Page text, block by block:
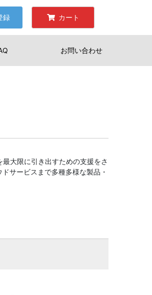
録 カート
お問い合わせ
大限に引き出すための支援をさ
サービスまで多種多様な製品・